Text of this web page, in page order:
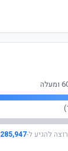
רוצה להגיע ל-285,947 ₪